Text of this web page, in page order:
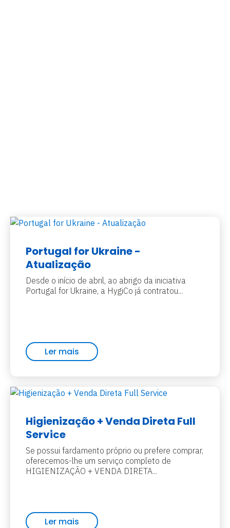
Portugal for Ukraine -
Atualização
Desde o início de abril, ao abrigo da iniciativa
Portugal for Ukraine, a HygiCo já contratou...
Ler mais
Higienização + Venda Direta Full
Service
Se possui fardamento próprio ou prefere comprar,
oferecemos-lhe um serviço completo de
HIGIENIZAÇÃO + VENDA DIRETA...
Ler mais